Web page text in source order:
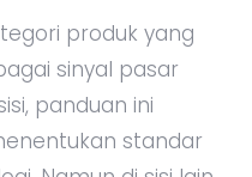
produk yang
sinyal pasar
panduan ini
standar